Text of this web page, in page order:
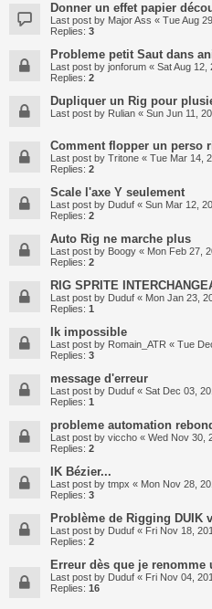
Donner un effet papier
Last post by Major Ass « Tue Aug
Replies: 3
Probleme petit Saut dans
Last post by jonforum « Sat Aug 12,
Replies: 2
Dupliquer un Rig pour
Last post by Rulian « Sun Jun 11,
Comment flopper un perso
Last post by Tritone « Tue Mar 14,
Replies: 2
Scale l'axe Y seulement
Last post by Duduf « Sun Mar 12,
Replies: 2
Auto Rig ne marche plus
Last post by Boogy « Mon Feb 27,
Replies: 2
RIG SPRITE
Last post by Duduf « Mon Jan 23,
Replies: 1
Ik impossible
Last post by Romain_ATR « Tue
Replies: 3
message d'erreur
Last post by Duduf « Sat Dec 03,
Replies: 1
probleme automation
Last post by viccho « Wed Nov 30,
Replies: 2
IK Bézier...
Last post by tmpx « Mon Nov 28,
Replies: 3
Problème de Rigging DUIK
Last post by Duduf « Fri Nov 18,
Replies: 2
Erreur dès que je
Last post by Duduf « Fri Nov 04,
Replies: 16